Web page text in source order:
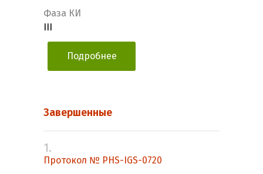
Фаза КИ
Подробнее
Завершенные
1.
Протокол № PHS-IGS-0720